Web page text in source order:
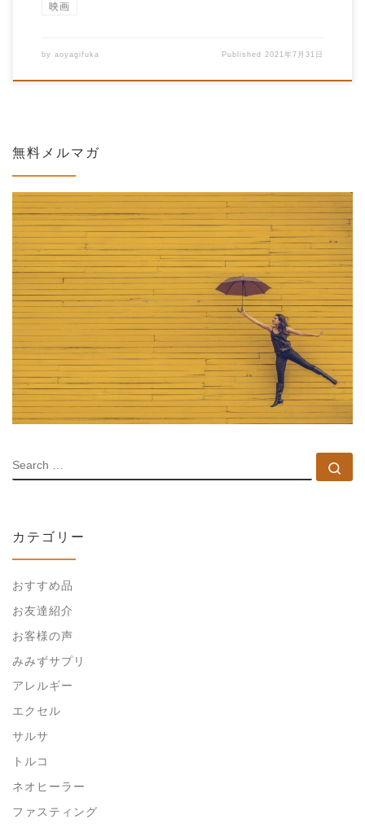
映画
by aoyagifuka Published2021年7月31日
無料メルマガ
SEARCH
カテゴリー
おすすめ品
お友達紹介
お客様の声
みみずサプリ
アレルギー
エクセル
サルサ
トルコ
ネオヒーラー
ファスティング